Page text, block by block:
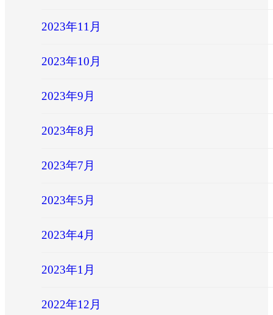
2023年11月
2023年10月
2023年9月
2023年8月
2023年7月
2023年5月
2023年4月
2023年1月
2022年12月